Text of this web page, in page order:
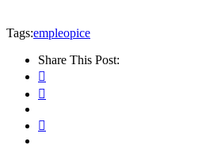
Tags:empleopice
Share This Post: